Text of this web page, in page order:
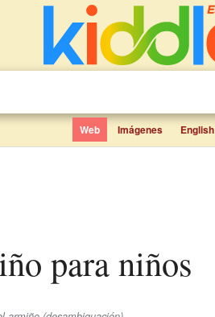
Web Imágenes English
para niños